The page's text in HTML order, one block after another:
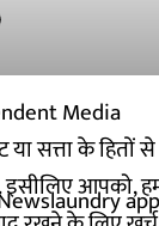
Media
या सत्ता के
इसीलिए आपको,